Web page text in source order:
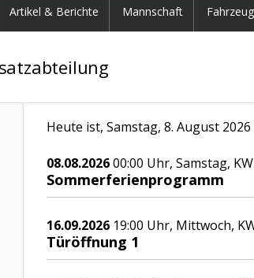
Artikel & Berichte Mannschaft
Heute ist, Samstag, 8. August 2026
08.08.202600:00 Uhr, Samstag,
Sommerferienprogramm
16.09.2026 19:00 Uhr, Mittwoch,
Türöffnung 1